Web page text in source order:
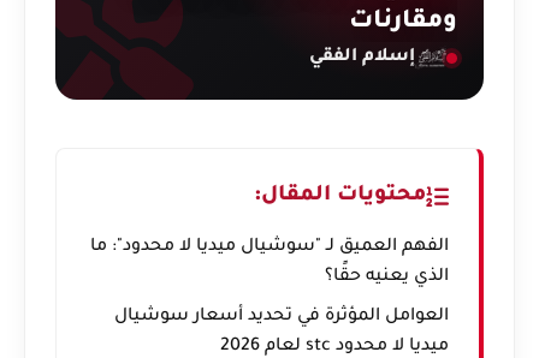
ومقارنات
إسلام الفقي
محتويات المقال:
الفهم العميق لـ "سوشيال ميديا لا محدود": ما
الذي يعنيه حقًا؟
العوامل المؤثرة في تحديد أسعار سوشيال
ميديا لا محدود stc لعام 2026